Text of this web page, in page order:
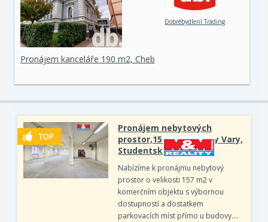
Dobrébydlení Trading
Pronájem kanceláře 190 m2, Cheb
Pronájem nebytových
prostor,157 m2, Karlovy Vary,
Studentská
Nabízíme k pronájmu nebytový
prostor o velikosti 157 m2 v
komerčním objektu s výbornou
dostupností a dostatkem
parkovacích míst přímo u budovy.…